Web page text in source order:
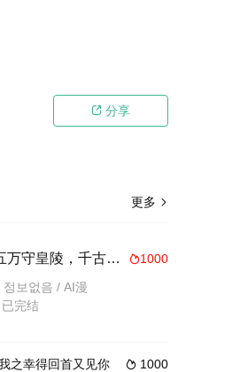
 分享
更多 
1000
日薪五万守皇陵，千古英灵听我令
정보없음 / AI漫
完结
 1000
之幸得回首又见你